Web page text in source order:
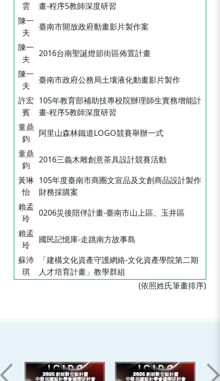
雲
畫-程序5教師深度研習
陳一
夫
臺南市開放政府動畫影片製作案
陳一
夫
2016台南聖誕燈節街區佈置計畫
陳一
夫
臺南市政府公務局土壤液化動畫影片製作
許宏
賓
105年教育部補助技專校院辦理師生實務增能計
畫-程序5教師深度研習
童鼎
鈞
阿里山森林鐵道LOGO競賽舉辦一式
童鼎
鈞
2016三義木雕創意茶具設計競賽活動
黃琳
怡
105年度臺南市商圈文宣品及文創商品設計製作
財務採購案
賴孟
玲
0206災後陪伴計畫-臺南市山上區、玉井區
賴孟
玲
國民記憶庫-走跳南方故事島
蘇沛
琪
「建構文化資產守護網絡-文化資產學院第二期
人才培育計畫」教學群組
(依照姓氏筆畫排序)